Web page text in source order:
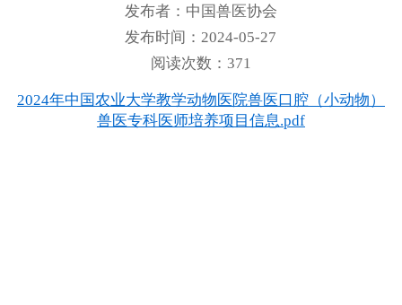
发布者：中国兽医协会
发布时间：2024-05-27
阅读次数： 371
2024年中国农业大学教学动物医院兽医口腔（小动物）
兽医专科医师培养项目信息.pdf